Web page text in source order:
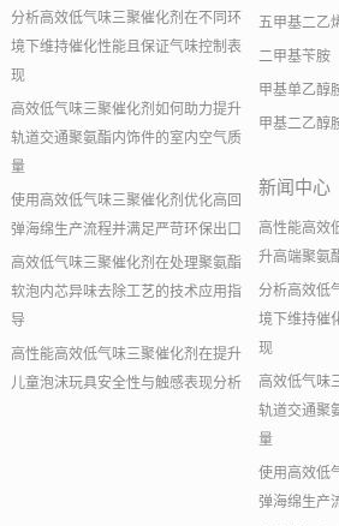
分析高效低气味三聚催化剂在不同环
境下维持催化性能且保证气味控制表
现
高效低气味三聚催化剂如何助力提升
轨道交通聚氨酯内饰件的室内空气质
量
使用高效低气味三聚催化剂优化高回
弹海绵生产流程并满足严苛环保出口
高效低气味三聚催化剂在处理聚氨酯
软泡内芯异味去除工艺的技术应用指
导
高性能高效低气味三聚催化剂在提升
儿童泡沫玩具安全性与触感表现分析
五甲基二乙
二甲基苄胺
甲基单乙醇
甲基二乙醇
新闻中心
高性能高效
升高端聚氨
分析高效低
境下维持催
现
高效低气味
轨道交通聚
量
使用高效低
弹海绵生产